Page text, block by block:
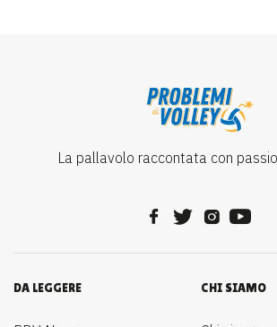
La pallavolo raccontata con
DA LEGGERE CHI SIAMO